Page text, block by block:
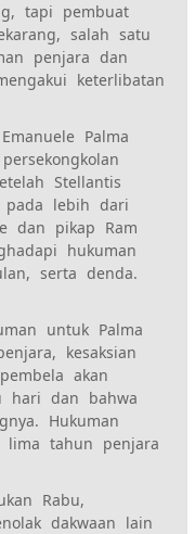
tapi pembuat
salah satu
penjara dan
keterlibatan
Palma
Stellantis
lebih dari
dan pikap Ram
hukuman
serta denda.
untuk Palma
kesaksian
akan
hari dan bahwa
Hukuman
lima tahun penjara
Rabu,
dakwaan lain